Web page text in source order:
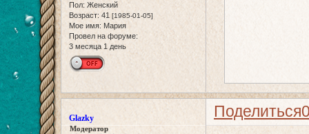
Пол: Женский
Возраст: 41 [1985-01-05]
Мое имя: Мария
Провел на форуме:
3 месяца 1 день
Поделиться
Glazky
Модератор